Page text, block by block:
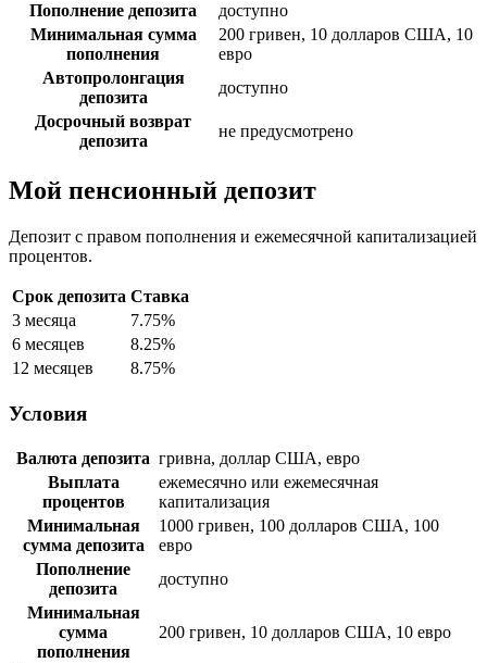
Пополнение депозита
доступно
Минимальная сумма
пополнения
200 гривен, 10 долларов США, 10
евро
Автопролонгация
депозита
доступно
Досрочный возврат
депозита
не предусмотрено
Мой пенсионный депозит
Депозит с правом пополнения и ежемесячной капитализацией
процентов.
Срок депозита Ставка
3 месяца
7.75%
6 месяцев
8.25%
12 месяцев
8.75%
Условия
Валюта депозита гривна, доллар США, евро
Выплата
процентов
ежемесячно или ежемесячная
капитализация
Минимальная
сумма депозита
1000 гривен, 100 долларов США, 100
евро
Пополнение
депозита
доступно
Минимальная
сумма
пополнения
200 гривен, 10 долларов США, 10 евро